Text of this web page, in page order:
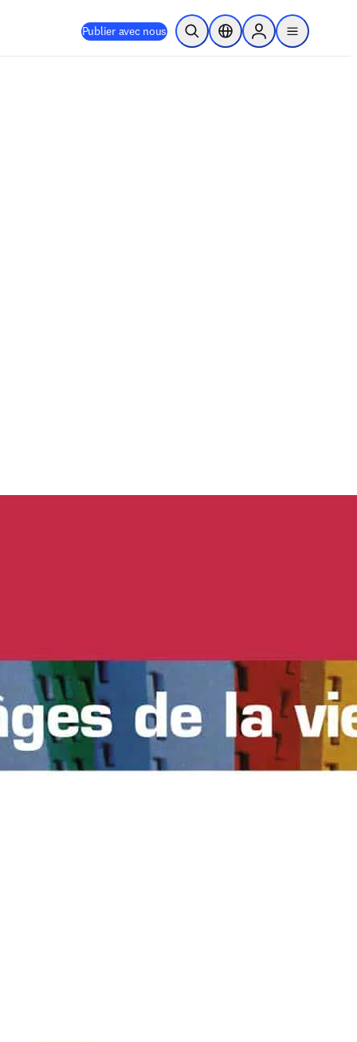
Publier avec nous Ouvrir la recherche
Sélecteur de localisation
Sign in to products
menu